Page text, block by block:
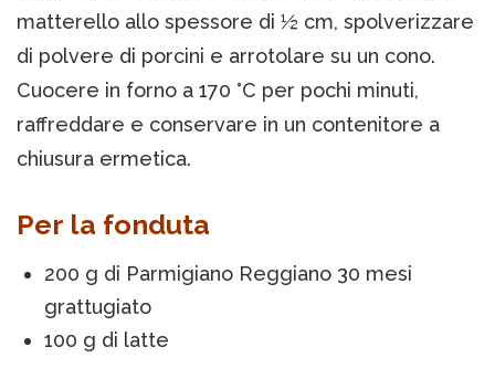
matterello allo spessore di ½ cm, spolverizzare
di polvere di porcini e arrotolare su un cono.
Cuocere in forno a 170 °C per pochi minuti,
raffreddare e conservare in un contenitore a
chiusura ermetica.
Per la fonduta
200 g di Parmigiano Reggiano 30 mesi
grattugiato
100 g di latte